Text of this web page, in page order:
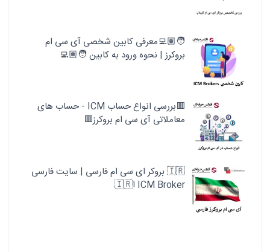
🧑🏽‍💻معرفی کابین شخصی آی سی ام
بروکرز | نحوه ورود به کابین 🧑🏽‍💻
🟥بررسی انواع حساب ICM - حساب های
معاملاتی آی سی ام بروکرز🟥
🇮🇷 بروکر ای سی ام فارسی | سایت فارسی
ICM Broker ا🇮🇷